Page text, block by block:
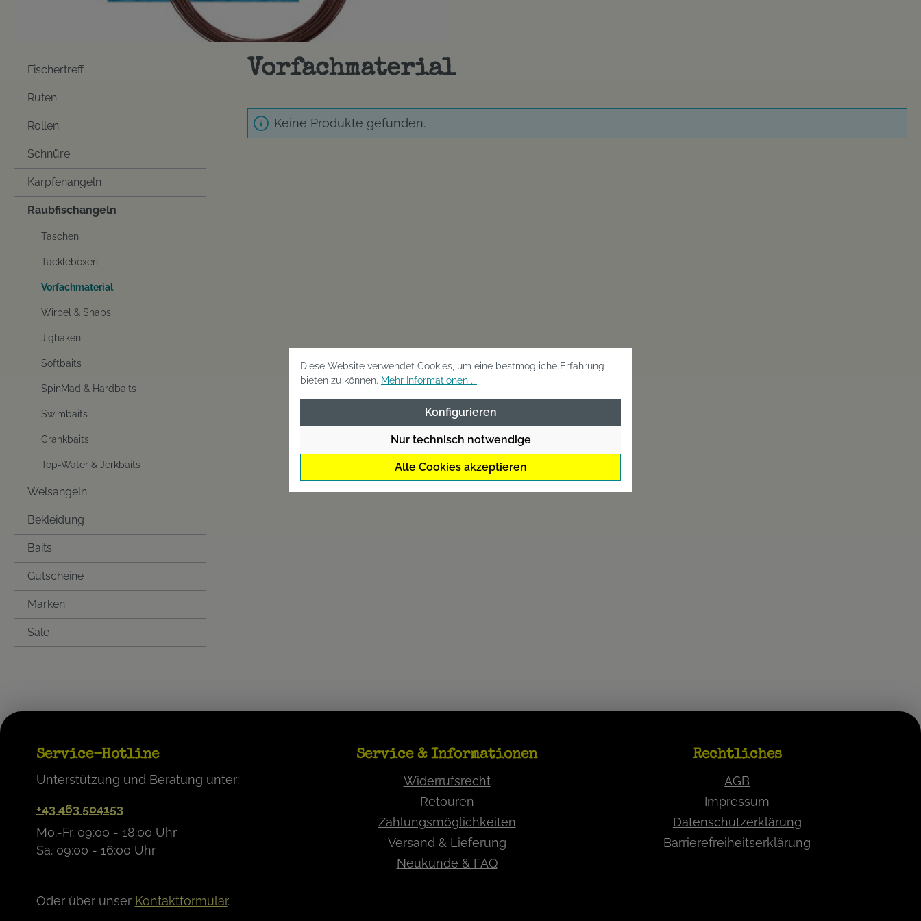
Diese Website verwendet Cookies, um eine bestmögliche Erfahrung
bieten zu können. Mehr Informationen ...
Alle Cookies akzeptieren
Nur technisch notwendige
Konfigurieren
Fischertreff
Ruten
Rollen
Schnüre
Karpfenangeln
Raubfischangeln
Taschen
Tackleboxen
Vorfachmaterial
Wirbel & Snaps
Jighaken
Softbaits
SpinMad & Hardbaits
Swimbaits
Crankbaits
Top-Water & Jerkbaits
Welsangeln
Bekleidung
Baits
Gutscheine
Marken
Sale
Vorfachmaterial
Keine Produkte gefunden.
Service-Hotline
Unterstützung und Beratung unter:
+43 463 504153
Mo.-Fr. 09:00 - 18:00 Uhr
Sa. 09:00 - 16:00 Uhr
Oder über unser Kontaktformular.
Service & Informationen
Widerrufsrecht
Retouren
Zahlungsmöglichkeiten
Versand & Lieferung
Neukunde & FAQ
Rechtliches
AGB
Impressum
Datenschutzerklärung
Barrierefreiheitserklärung